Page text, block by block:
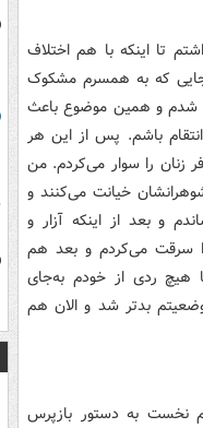
تا اینکه با هم اختلاف
جایی که به همسرم مشکوک
شدم و همین موضوع باعث
باشم. پس از این هر
زنان را سوار می‌کردم. من
خیانت می‌کنند و
و بعد از اینکه آزار و
سرقت می‌کردم و بعد هم
هیچ ردی از خودم به‌جای
کم‌کم وضعیتم بدتر شد و الان هم
نخست به دستور بازپرس